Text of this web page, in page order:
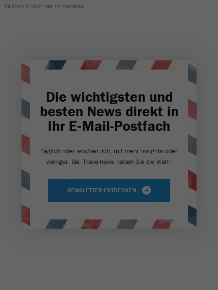
British Columbia in Kanada.
Die wichtigsten und
besten News direkt in
Ihr E‑Mail-Postfach
Täglich oder wöchentlich, mit mehr Insights oder
weniger. Bei Travel­news haben Sie die Wahl.
NEWSLETTER ENTDECKEN